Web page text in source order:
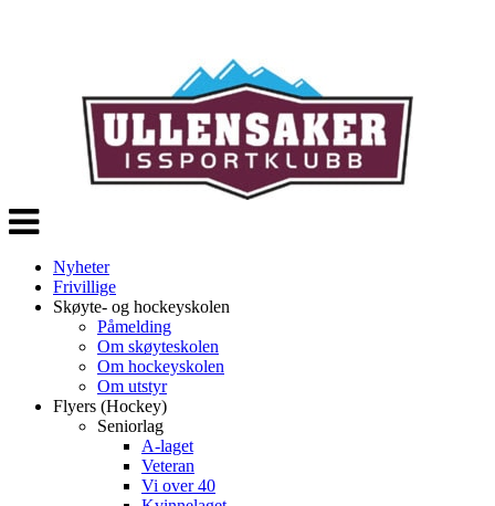
Veksle
navigasjon
Nyheter
Frivillige
Skøyte- og hockeyskolen
Påmelding
Om skøyteskolen
Om hockeyskolen
Om utstyr
Flyers (Hockey)
Seniorlag
A-laget
Veteran
Vi over 40